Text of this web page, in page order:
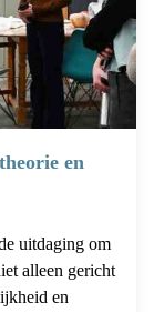
en
uitdaging om
alleen gericht
en